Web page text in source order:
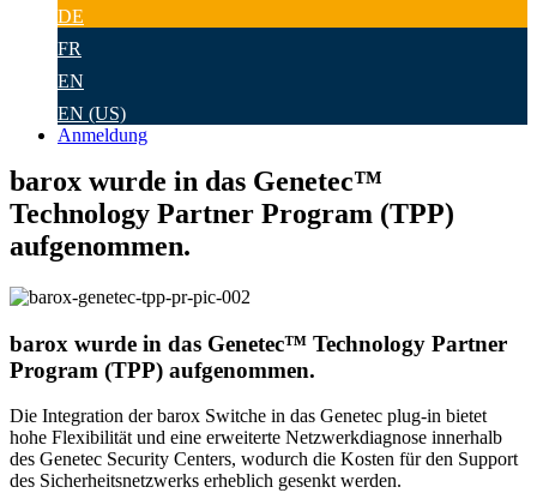
DE
FR
EN
EN (US)
Anmeldung
barox wurde in das Genetec™
Technology Partner Program (TPP)
aufgenommen.
barox wurde in das Genetec™ Technology Partner
Program (TPP) aufgenommen.
Die Integration der barox Switche in das Genetec plug-in bietet
hohe Flexibilität und eine erweiterte Netzwerkdiagnose innerhalb
des Genetec Security Centers, wodurch die Kosten für den Support
des Sicherheitsnetzwerks erheblich gesenkt werden.